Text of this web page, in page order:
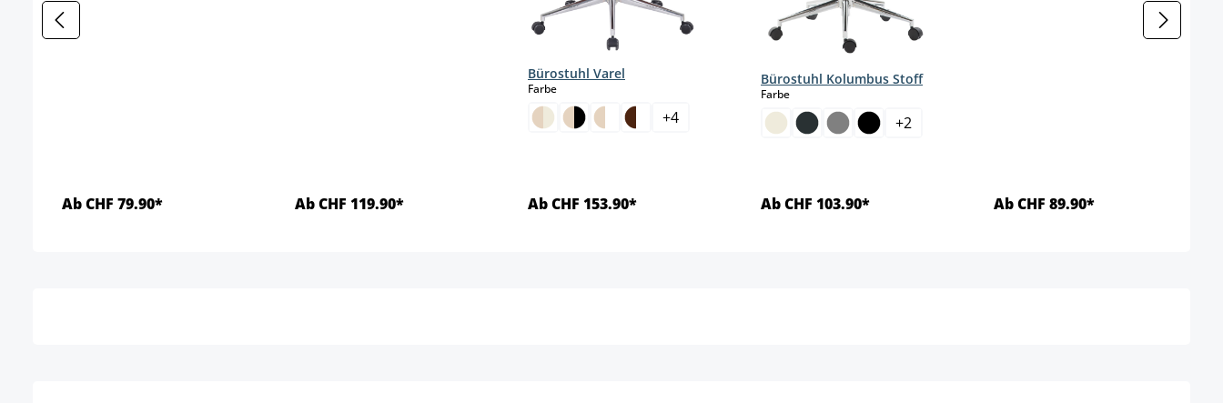
Ab CHF 79.90* Ab CHF 119.90*
Bürostuhl Varel
Farbeauswählen
+4
Ab CHF 153.90*
Bürostuhl Kolumbus Stoff
Farbeauswählen
+2
Ab CHF 103.90* Ab CHF 89.90*